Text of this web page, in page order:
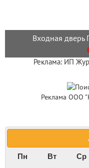
Входная
Реклама: ИП
Реклама ООО
Пн Вт Ср